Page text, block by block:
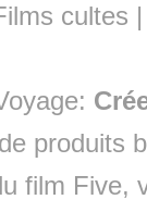
cultes
produits
film Five,